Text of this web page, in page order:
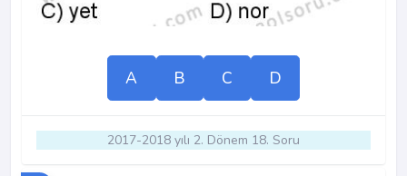
A B C D
2017-2018 yılı 2. Dönem 18. Soru